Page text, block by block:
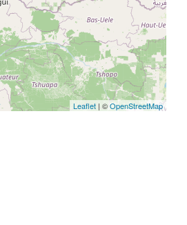
Leaflet | ©OpenStreetMap